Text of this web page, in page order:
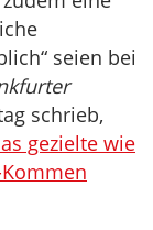
seien bei
schrieb,
gezielte wie